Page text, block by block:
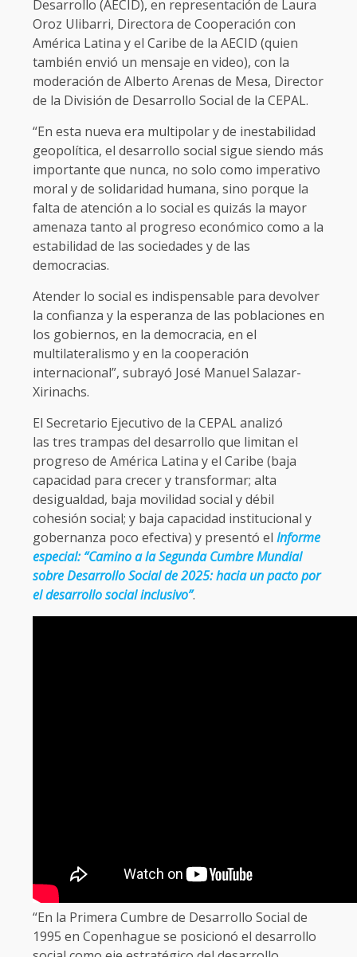
Desarrollo (AECID), en representación de Laura
Oroz Ulibarri, Directora de Cooperación con
América Latina y el Caribe de la AECID (quien
también envió un mensaje en video), con la
moderación de Alberto Arenas de Mesa, Director
de la División de Desarrollo Social de la CEPAL.
“En esta nueva era multipolar y de inestabilidad
geopolítica, el desarrollo social sigue siendo más
importante que nunca, no solo como imperativo
moral y de solidaridad humana, sino porque la
falta de atención a lo social es quizás la mayor
amenaza tanto al progreso económico como a la
estabilidad de las sociedades y de las
democracias.
Atender lo social es indispensable para devolver
la confianza y la esperanza de las poblaciones en
los gobiernos, en la democracia, en el
multilateralismo y en la cooperación
internacional”, subrayó José Manuel Salazar-
Xirinachs.
El Secretario Ejecutivo de la CEPAL analizó
las tres trampas del desarrollo que limitan el
progreso de América Latina y el Caribe (baja
capacidad para crecer y transformar; alta
desigualdad, baja movilidad social y débil
cohesión social; y baja capacidad institucional y
gobernanza poco efectiva) y presentó el Informe
especial: “Camino a la Segunda Cumbre Mundial
sobre Desarrollo Social de 2025: hacia un pacto por
el desarrollo social inclusivo”.
“En la Primera Cumbre de Desarrollo Social de
1995 en Copenhague se posicionó el desarrollo